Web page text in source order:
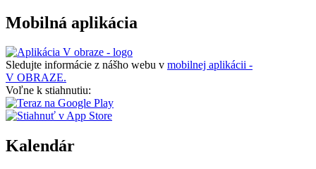
Mobilná aplikácia
Sledujte informácie z nášho webu v mobilnej aplikácii -
V OBRAZE.
Voľne k stiahnutiu:
Kalendár